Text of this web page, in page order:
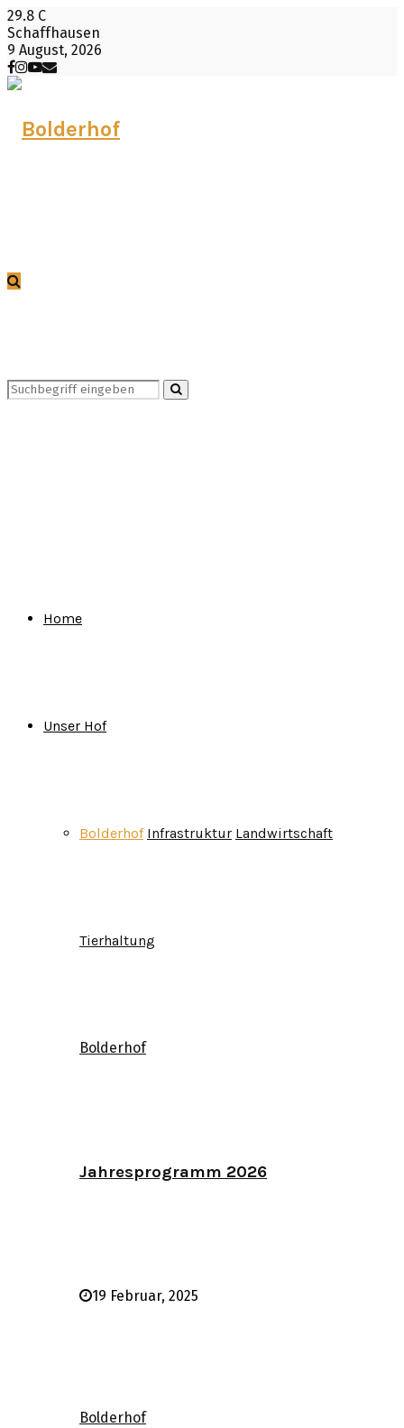
29.8 C
Schaffhausen
9 August, 2026
Facebook
Instagram
Youtube
Email
Search
Search
Home
Unser Hof
Bolderhof Infrastruktur Landwirtschaft
Tierhaltung
Bolderhof
Jahresprogramm 2026
19 Februar, 2025
Bolderhof